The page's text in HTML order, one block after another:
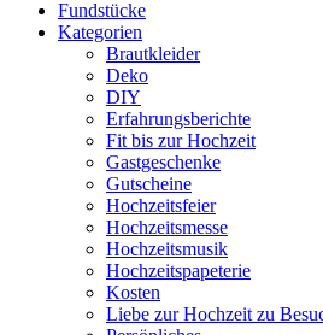
Fundstücke
Kategorien
Brautkleider
Deko
DIY
Erfahrungsberichte
Fit bis zur Hochzeit
Gastgeschenke
Gutscheine
Hochzeitsfeier
Hochzeitsmesse
Hochzeitsmusik
Hochzeitspapeterie
Kosten
Liebe zur Hochzeit zu